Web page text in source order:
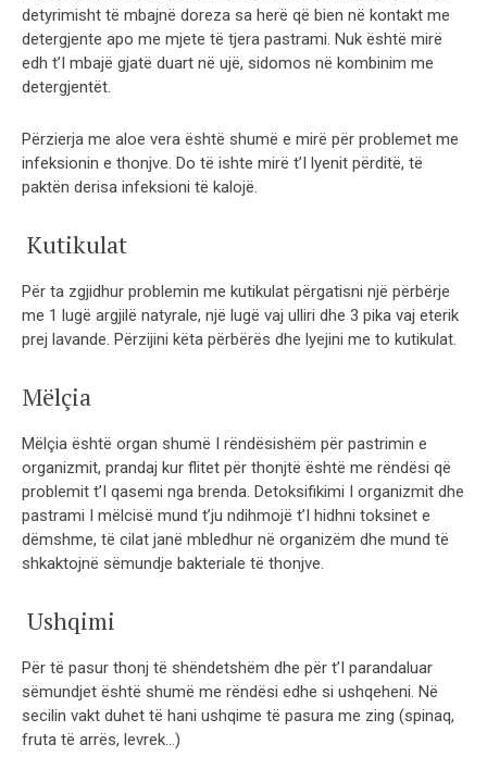
detyrimisht të mbajnë doreza sa herë që bien në kontakt me
detergjente apo me mjete të tjera pastrami. Nuk është mirë
edh t’I mbajë gjatë duart në ujë, sidomos në kombinim me
detergjentët.
Përzierja me aloe vera është shumë e mirë për problemet me
infeksionin e thonjve. Do të ishte mirë t’I lyenit përditë, të
paktën derisa infeksioni të kalojë.
Kutikulat
Për ta zgjidhur problemin me kutikulat përgatisni një përbërje
me 1 lugë argjilë natyrale, një lugë vaj ulliri dhe 3 pika vaj eterik
prej lavande. Përzijini këta përbërës dhe lyejini me to kutikulat.
Mëlçia
Mëlçia është organ shumë I rëndësishëm për pastrimin e
organizmit, prandaj kur flitet për thonjtë është me rëndësi që
problemit t’I qasemi nga brenda. Detoksifikimi I organizmit dhe
pastrami I mëlcisë mund t’ju ndihmojë t’I hidhni toksinet e
dëmshme, të cilat janë mbledhur në organizëm dhe mund të
shkaktojnë sëmundje bakteriale të thonjve.
Ushqimi
Për të pasur thonj të shëndetshëm dhe për t’I parandaluar
sëmundjet është shumë me rëndësi edhe si ushqeheni. Në
secilin vakt duhet të hani ushqime të pasura me zing (spinaq,
fruta të arrës, levrek…)